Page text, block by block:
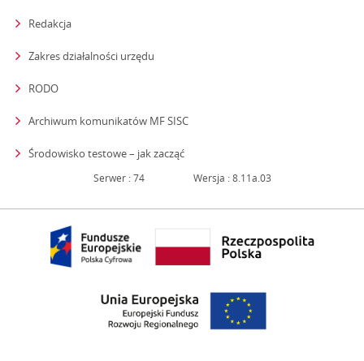
Redakcja
Zakres działalności urzędu
RODO
Archiwum komunikatów MF SISC
Środowisko testowe – jak zacząćstrona otwiera się w nowym oknie
Serwer : 74 Wersja : 8.11a.03